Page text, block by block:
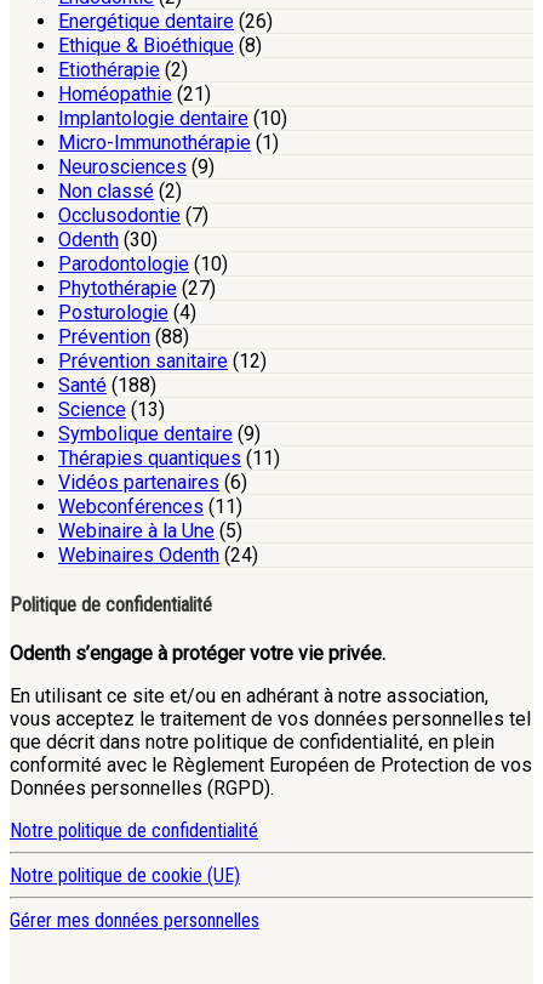
Energétique dentaire (26)
Ethique & Bioéthique (8)
Etiothérapie (2)
Homéopathie (21)
Implantologie dentaire (10)
Micro-Immunothérapie (1)
Neurosciences (9)
Non classé (2)
Occlusodontie (7)
Odenth (30)
Parodontologie (10)
Phytothérapie (27)
Posturologie (4)
Prévention (88)
Prévention sanitaire (12)
Santé (188)
Science (13)
Symbolique dentaire (9)
Thérapies quantiques (11)
Vidéos partenaires (6)
Webconférences (11)
Webinaire à la Une (5)
Webinaires Odenth (24)
Politique de confidentialité
Odenth s’engage à protéger votre vie privée.
En utilisant ce site et/ou en adhérant à notre association,
vous acceptez le traitement de vos données personnelles tel
que décrit dans notre politique de confidentialité, en plein
conformité avec le Règlement Européen de Protection de vos
Données personnelles (RGPD).
Notre politique de confidentialité
Notre politique de cookie (UE)
Gérer mes données personnelles